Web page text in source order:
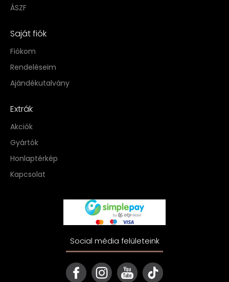
ÁSZF
Saját fiók
Fiókom
Rendeléseim
Ajándékutalvány
Extrák
Akciók
Gyártók
Honlaptérkép
Kapcsolat
Social média felületeink